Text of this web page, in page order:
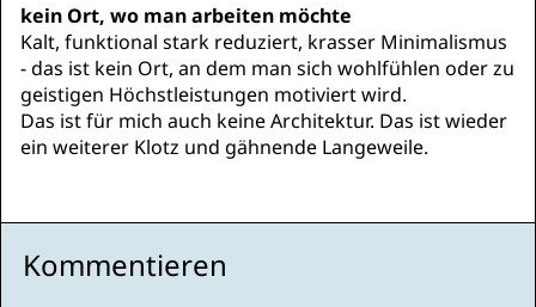
kein Ort, wo man arbeiten möchte
Kalt, funktional stark reduziert, krasser Minimalismus
- das ist kein Ort, an dem man sich wohlfühlen oder zu
geistigen Höchstleistungen motiviert wird.
Das ist für mich auch keine Architektur. Das ist wieder
ein weiterer Klotz und gähnende Langeweile.
Kommentieren